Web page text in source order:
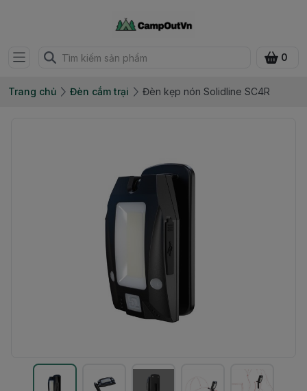
0
Trang chủ Đèn cắm trại Đèn kẹp nón Solidline SC4R